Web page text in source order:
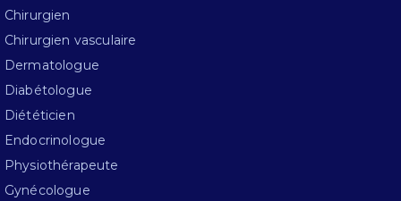
Chirurgien
Chirurgien vasculaire
Dermatologue
Diabétologue
Diététicien
Endocrinologue
Physiothérapeute
Gynécologue